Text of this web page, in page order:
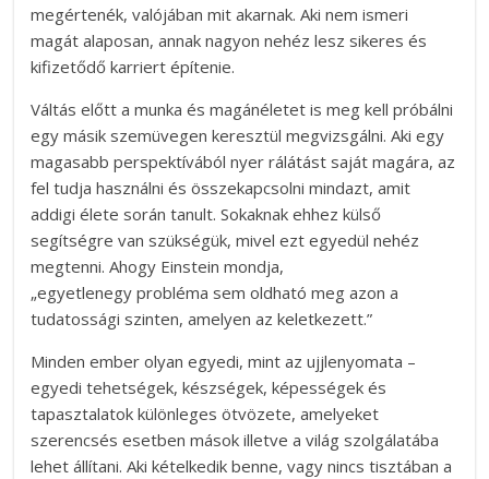
megértenék, valójában mit akarnak. Aki nem ismeri
magát alaposan, annak nagyon nehéz lesz sikeres és
kifizetődő karriert építenie.
Váltás előtt a munka és magánéletet is meg kell próbálni
egy másik szemüvegen keresztül megvizsgálni. Aki egy
magasabb perspektívából nyer rálátást saját magára, az
fel tudja használni és összekapcsolni mindazt, amit
addigi élete során tanult. Sokaknak ehhez külső
segítségre van szükségük, mivel ezt egyedül nehéz
megtenni. Ahogy Einstein mondja,
„egyetlenegy probléma sem oldható meg azon a
tudatossági szinten, amelyen az keletkezett.”
Minden ember olyan egyedi, mint az ujjlenyomata –
egyedi tehetségek, készségek, képességek és
tapasztalatok különleges ötvözete, amelyeket
szerencsés esetben mások illetve a világ szolgálatába
lehet állítani. Aki kételkedik benne, vagy nincs tisztában a